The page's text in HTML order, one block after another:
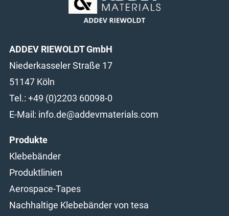
ADDEV RIEWOLDT GmbH
Niederkasseler Straße 17
51147 Köln
Tel.: +49 (0)2203 60098-0
E-Mail: info.de@addevmaterials.com
Produkte
Klebebänder
Produktlinien
Aerospace-Tapes
Nachhaltige Klebebänder von tesa